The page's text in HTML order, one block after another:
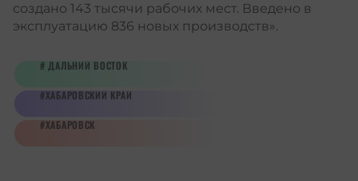
создано 143 тысячи рабочих мест. Введено в
эксплуатацию 836 новых производств».
ДАЛЬНИЙ ВОСТОК
ХАБАРОВСКИЙ КРАЙ
ХАБАРОВСК